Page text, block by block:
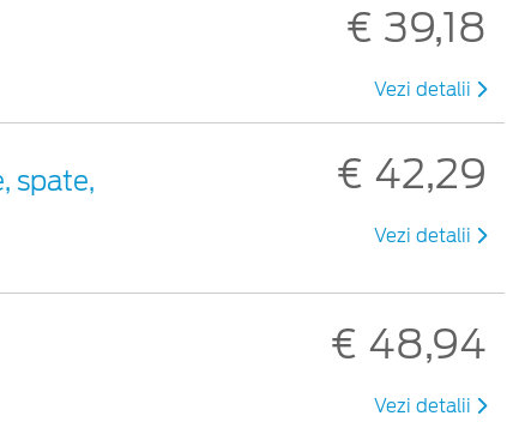
€ 39,18
Vezi detalii
spate,
€ 42,29
Vezi detalii
€ 48,94
Vezi detalii